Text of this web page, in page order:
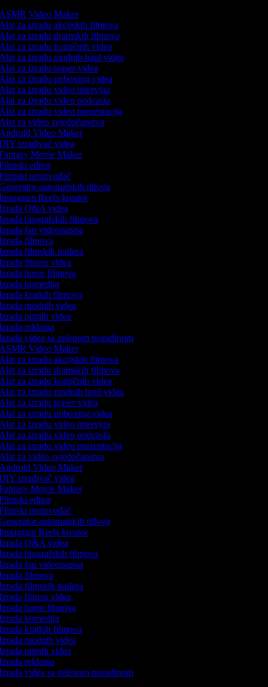
Video Maker
za izradu akcijskih filmova
za izradu dramskih filmova
za izradu komičnih videa
za izradu modnih haul videa
za izradu teaser videa
za izradu unboxing videa
za izradu video intervjua
za izradu video podcasta
za izradu video prezentacija
za video svjedočanstva
Video Maker
izrađivač videa
Movie Maker
editor
proizvođač
automatskih titlova
Reels kreator
Q&A videa
biografskih filmova
fan videozapisa
filmova
filmskih trailera
fitness videa
horor filmova
komedija
kratkih filmova
modnih videa
putnih videa
reklama
videa sa zelenom pozadinom
Video Maker
za izradu akcijskih filmova
za izradu dramskih filmova
za izradu komičnih videa
za izradu modnih haul videa
za izradu teaser videa
za izradu unboxing videa
za izradu video intervjua
za izradu video podcasta
za izradu video prezentacija
za video svjedočanstva
Video Maker
izrađivač videa
Movie Maker
editor
proizvođač
automatskih titlova
Reels kreator
Q&A videa
biografskih filmova
fan videozapisa
filmova
filmskih trailera
fitness videa
horor filmova
komedija
kratkih filmova
modnih videa
putnih videa
reklama
videa sa zelenom pozadinom